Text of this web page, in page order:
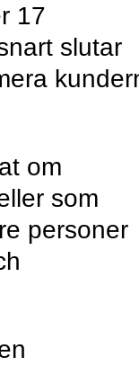
17
slutar
om
som
personer